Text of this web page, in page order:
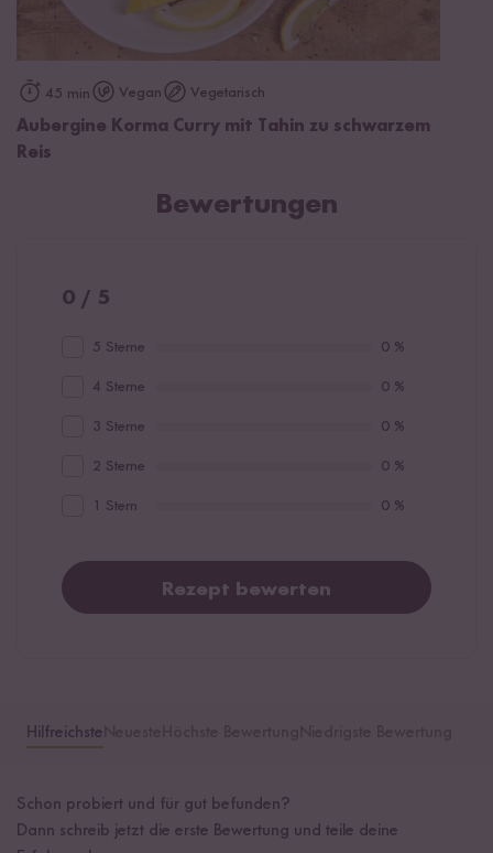
45 min Vegan Vegetarisch
Aubergine Korma Curry mit Tahin zu schwarzem
Reis
Bewertungen
0 / 5
5 Sterne 0 %
4 Sterne 0 %
3 Sterne 0 %
2 Sterne 0 %
1 Stern 0 %
Rezept bewerten
Hilfreichste
Schon probiert und für gut befunden?
Dann schreib jetzt die erste Bewertung und teile deine